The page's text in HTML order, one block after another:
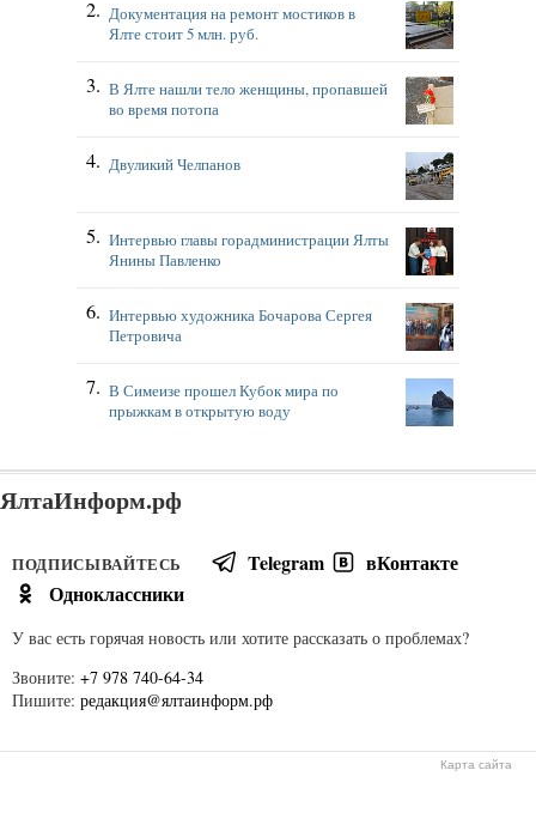
Документация на ремонт мостиков в
Ялте стоит 5 млн. руб.
В Ялте нашли тело женщины, пропавшей
во время потопа
Двуликий Челпанов
Интервью главы горадминистрации Ялты
Янины Павленко
Интервью художника Бочарова Сергея
Петровича
В Симеизе прошел Кубок мира по
прыжкам в открытую воду
ЯлтаИнформ.рф
ПОДПИСЫВАЙТЕСЬ Telegram
вКонтакте
Одноклассники
У вас есть горячая новость или хотите рассказать о проблемах?
Звоните: +7 978 740-64-34
Пишите: редакция@ялтаинформ.рф
Карта сайта